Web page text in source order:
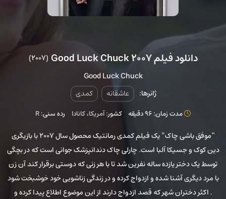
دانلود فیلم Good Luck Chuck 2007 (2007)
Good Luck Chuck
ژانرها: عاشقانه کمدی
مدت زمان: 96 دقیقه کشور:آمریکا،کانادا رده سنی:R
“موفق باشی چاک” یک فیلم کمدی رمانتیک محصول سال ۲۰۰۷ با بازیگری
دین کوک و جسیکا آلبا است. چارلی چاک دندانپزشک جوانی است که در بچگی
توسط یک دختر یازده ساله نفرین شد تا با هر زنی که دوستی برقرار کند آن زن
با مرد دیگری آشنا شده و ازدواج کرده و در زندگی زناشویی خود خوشبخت شود
. اکثر دختران شهر که قصد ازدواج دارند از این موضوع اطلاع پیدا کرده و